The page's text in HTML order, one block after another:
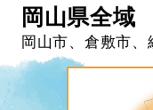
岡山県全域
岡山市、倉敷市、